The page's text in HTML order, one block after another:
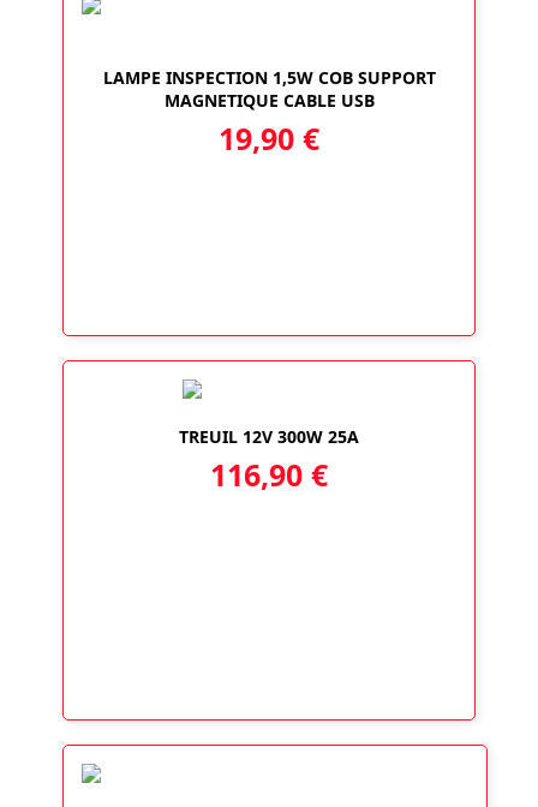
LAMPE INSPECTION 1,5W COB SUPPORT
MAGNETIQUE CABLE USB
19,90 €
TREUIL 12V 300W 25A
116,90 €